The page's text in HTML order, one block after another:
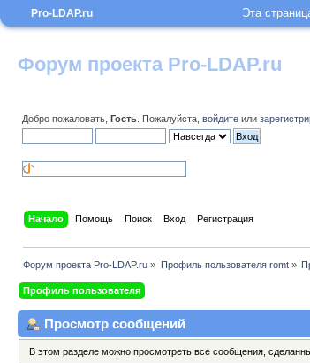
Форум проекта Pro-LDAP.ru
Добро пожаловать, Гость . Пожалуйста, войдите или
Начало Помощь Поиск Вход Регистрация
Форум проекта Pro-LDAP.ru » Профиль пользователя romt»
Профиль пользователя
Просмотр сообщений
В этом разделе можно просмотреть все сообщения,
Pro-LDAP.ru Эта